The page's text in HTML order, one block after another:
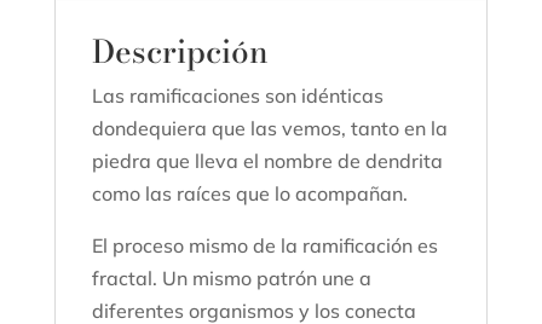
Descripción
Las ramificaciones son idénticas
dondequiera que las vemos, tanto en la
piedra que lleva el nombre de dendrita
como las raíces que lo acompañan.
El proceso mismo de la ramificación es
fractal. Un mismo patrón une a
diferentes organismos y los conecta